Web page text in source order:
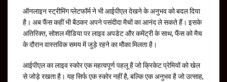
ऑनलाइन स्ट्रीमिंग प्लेटफॉर्म ने भी आईपीएल देखने के अनुभव को बदल दिया
है। अब फैंस कहीं भी बैठकर अपने पसंदीदा मैचों का आनंद ले सकते हैं। इसके
अतिरिक्त, सोशल मीडिया पर लाइव अपडेट और कमेंट्री के साथ, फैंस को मैच
के दौरान वास्तविक समय में जुड़े रहने का मौका मिलता है।
आईपीएल का लाइव स्कोर एक महत्वपूर्ण पहलू है जो क्रिकेट प्रेमियों को खेल
से जोड़े रखता है। यह सिर्फ एक स्कोर नहीं है, बल्कि एक अनुभव है जो उत्साह,